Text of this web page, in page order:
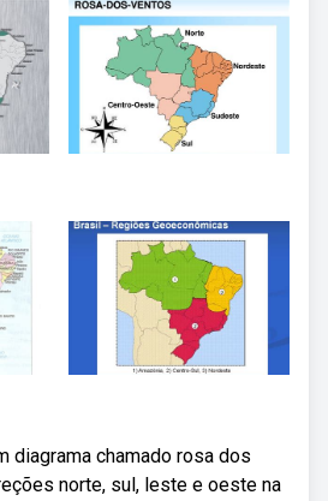
diagrama chamado rosa dos
norte, sul, leste e oeste na